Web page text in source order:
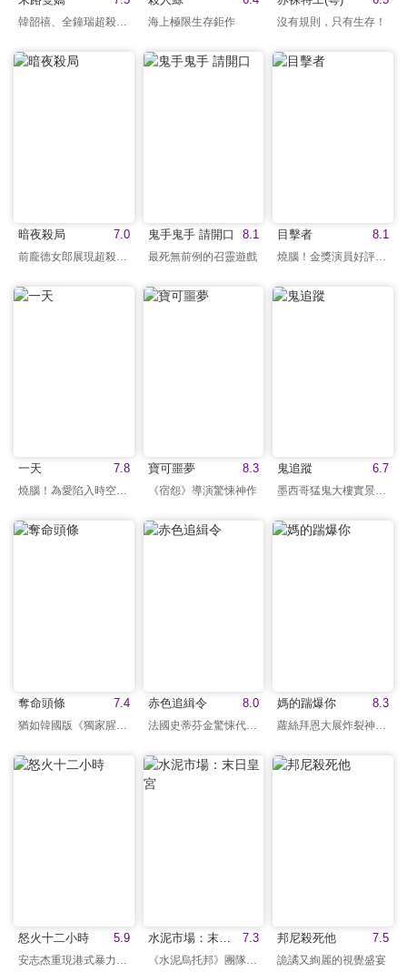
韓韶禧、全鐘瑞超殺演出 海上極限生存鉅作 沒有規則，只有生存！
7.0
暗夜殺局 8.1
鬼手鬼手 請開口
最死無前例的召靈遊戲
8.1
目擊者
7.8
一天
燒腦！為愛陷入時空謎團
8.3
寶可噩夢
《宿怨》導演驚悚神作
6.7
鬼追蹤
墨西哥猛鬼大樓實景拍攝
7.4
奪命頭條
猶如韓國版《獨家腥聞》
8.0
赤色追緝令
法國史蒂芬金驚悚代表作
8.3
媽的踹爆你
蘿絲拜恩大展炸裂神演技
5.9
怒火十二小時
安志杰重現港式暴力美學
7.3
水泥市場：末日皇宮
《水泥烏托邦》團隊力作
7.5
邦尼殺死他
詭譎又絢麗的視覺盛宴